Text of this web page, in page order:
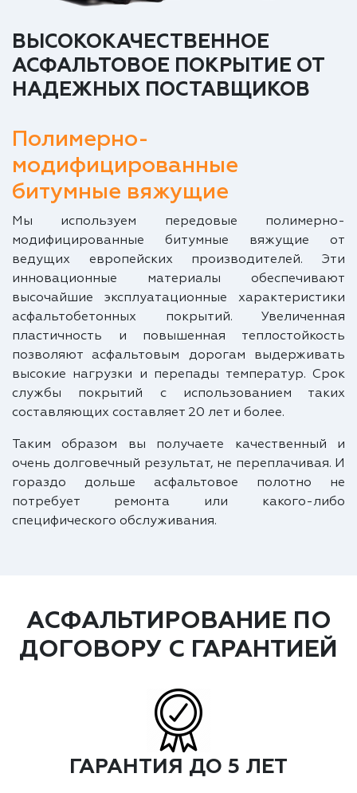
ВЫСОКОКАЧЕСТВЕННОЕ
АСФАЛЬТОВОЕ ПОКРЫТИЕ ОТ
НАДЕЖНЫХ ПОСТАВЩИКОВ
Полимерно-
модифицированные
битумные вяжущие
Мы используем передовые полимерно-
модифицированные битумные вяжущие от
ведущих европейских производителей. Эти
инновационные материалы обеспечивают
высочайшие эксплуатационные характеристики
асфальтобетонных покрытий. Увеличенная
пластичность и повышенная теплостойкость
позволяют асфальтовым дорогам выдерживать
высокие нагрузки и перепады температур. Срок
службы покрытий с использованием таких
составляющих составляет 20 лет и более.
Таким образом вы получаете качественный и
очень долговечный результат, не переплачивая. И
гораздо дольше асфальтовое полотно не
потребует ремонта или какого-либо
специфического обслуживания.
АСФАЛЬТИРОВАНИЕ ПО
ДОГОВОРУ С ГАРАНТИЕЙ
ГАРАНТИЯ ДО 5 ЛЕТ